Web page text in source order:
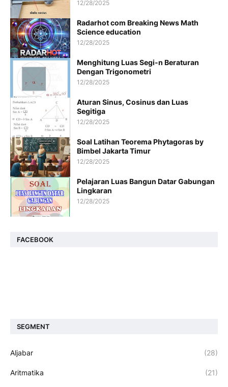
12/28/2025
Radarhot com Breaking News Math
Science education
12/28/2025
Menghitung Luas Segi-n Beraturan
Dengan Trigonometri
12/28/2025
Aturan Sinus, Cosinus dan Luas
Segitiga
12/28/2025
Soal Latihan Teorema Phytagoras by
Bimbel Jakarta Timur
12/28/2025
Pelajaran Luas Bangun Datar Gabungan
Lingkaran
12/28/2025
FACEBOOK
SEGMENT
Aljabar (28)
Aritmatika (21)